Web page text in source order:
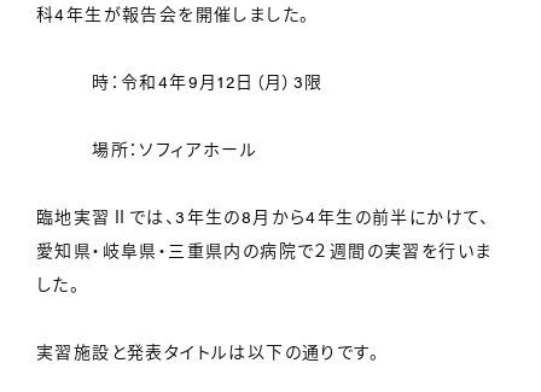
科4年生が報告会を開催しました。
時：令和4年9月12日（月）3限
場所：ソフィアホール
臨地実習Ⅱでは、3年生の8月から4年生の前半にかけて、
愛知県・岐阜県・三重県内の病院で２週間の実習を行いま
した。
実習施設と発表タイトルは以下の通りです。